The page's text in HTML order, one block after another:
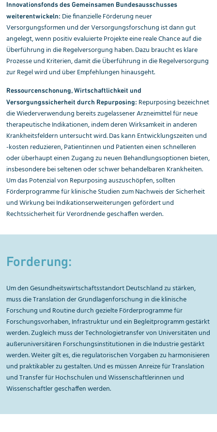
Innovationsfonds des Gemeinsamen Bundesausschusses
weiterentwickeln: Die finanzielle Förderung neuer
Versorgungsformen und der Versorgungsforschung ist dann gut
angelegt, wenn positiv evaluierte Projekte eine reale Chance auf die
Überführung in die Regelversorgung haben. Dazu braucht es klare
Prozesse und Kriterien, damit die Überführung in die Regelversorgung
zur Regel wird und über Empfehlungen hinausgeht.
Ressourcenschonung, Wirtschaftlichkeit und
Versorgungssicherheit durch Repurposing: Repurposing bezeichnet
die Wiederverwendung bereits zugelassener Arzneimittel für neue
therapeutische Indikationen, indem deren Wirksamkeit in anderen
Krankheitsfeldern untersucht wird. Das kann Entwicklungszeiten und
-kosten reduzieren, Patientinnen und Patienten einen schnelleren
oder überhaupt einen Zugang zu neuen Behandlungsoptionen bieten,
insbesondere bei seltenen oder schwer behandelbaren Krankheiten.
Um das Potenzial von Repurposing auszuschöpfen, sollten
Förderprogramme für klinische Studien zum Nachweis der Sicherheit
und Wirkung bei Indikationserweiterungen gefördert und
Rechtssicherheit für Verordnende geschaffen werden.
Forderung:
Um den Gesundheitswirtschaftsstandort Deutschland zu stärken,
muss die Translation der Grundlagenforschung in die klinische
Forschung und Routine durch gezielte Förderprogramme für
Forschungsvorhaben, Infrastruktur und ein Begleitprogramm gestärkt
werden. Zugleich muss der Technologietransfer von Universitäten und
außeruniversitären Forschungsinstitutionen in die Industrie gestärkt
werden. Weiter gilt es, die regulatorischen Vorgaben zu harmonisieren
und praktikabler zu gestalten. Und es müssen Anreize für Translation
und Transfer für Hochschulen und Wissenschaftlerinnen und
Wissenschaftler geschaffen werden.